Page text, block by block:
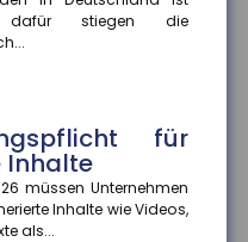
dafür stiegen die
für
Inhalte
müssen Unternehmen
Inhalte wie Videos,
als...
beim Kunden
am Pkw in der
wieder Streit über die
a...